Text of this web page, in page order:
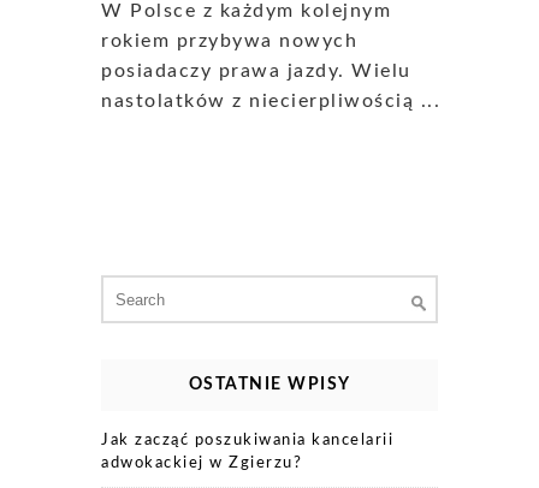
W Polsce z każdym kolejnym
rokiem przybywa nowych
posiadaczy prawa jazdy. Wielu
nastolatków z niecierpliwością ...
for:
OSTATNIE WPISY
Jak zacząć poszukiwania kancelarii
adwokackiej w Zgierzu?